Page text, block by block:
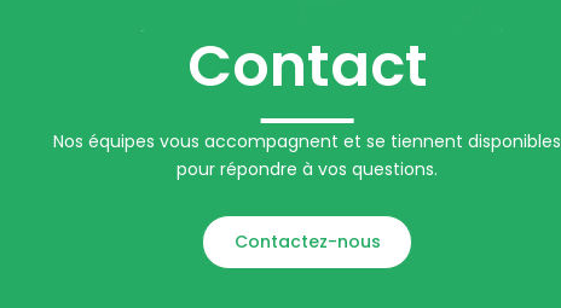
Contact
Nos équipes vous accompagnent et se tiennent disponibles
pour répondre à vos questions.
Contactez-nous